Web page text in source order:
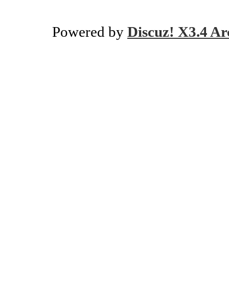
Powered by Discuz! X3.4